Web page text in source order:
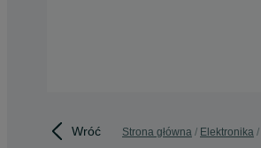
Wróć Strona główna Elektronika